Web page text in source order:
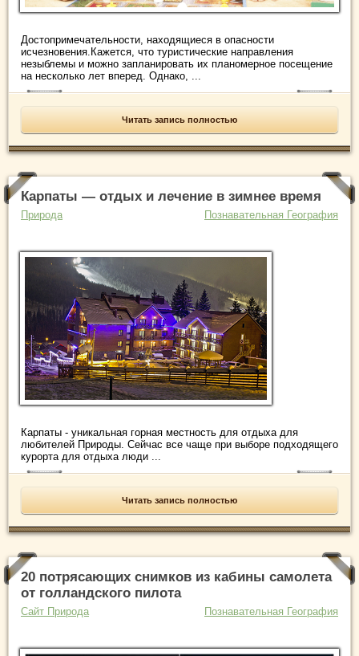
Достопримечательности, находящиеся в опасности
исчезновения.Кажется, что туристические направления
незыблемы и можно запланировать их планомерное посещение
на несколько лет вперед. Однако, ...
Читать запись полностью
Карпаты — отдых и лечение в зимнее время
Природа Познавательная География
Карпаты - уникальная горная местность для отдыха для
любителей Природы. Сейчас все чаще при выборе подходящего
курорта для отдыха люди ...
Читать запись полностью
20 потрясающих снимков из кабины самолета
от голландского пилота
Сайт Природа Познавательная География